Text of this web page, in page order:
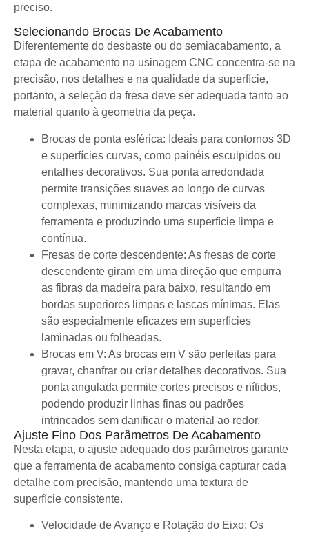
preciso.
Selecionando Brocas De Acabamento
Diferentemente do desbaste ou do semiacabamento, a
etapa de acabamento na usinagem CNC concentra-se na
precisão, nos detalhes e na qualidade da superfície,
portanto, a seleção da fresa deve ser adequada tanto ao
material quanto à geometria da peça.
Brocas de ponta esférica: Ideais para contornos 3D
e superfícies curvas, como painéis esculpidos ou
entalhes decorativos. Sua ponta arredondada
permite transições suaves ao longo de curvas
complexas, minimizando marcas visíveis da
ferramenta e produzindo uma superfície limpa e
contínua.
Fresas de corte descendente: As fresas de corte
descendente giram em uma direção que empurra
as fibras da madeira para baixo, resultando em
bordas superiores limpas e lascas mínimas. Elas
são especialmente eficazes em superfícies
laminadas ou folheadas.
Brocas em V: As brocas em V são perfeitas para
gravar, chanfrar ou criar detalhes decorativos. Sua
ponta angulada permite cortes precisos e nítidos,
podendo produzir linhas finas ou padrões
intrincados sem danificar o material ao redor.
Ajuste Fino Dos Parâmetros De Acabamento
Nesta etapa, o ajuste adequado dos parâmetros garante
que a ferramenta de acabamento consiga capturar cada
detalhe com precisão, mantendo uma textura de
superfície consistente.
Velocidade de Avanço e Rotação do Eixo: Os